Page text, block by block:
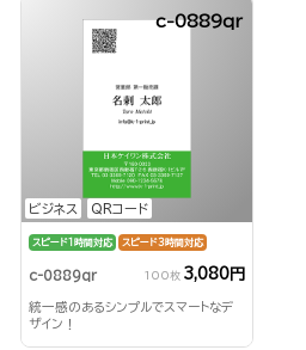
ビジネス QRコード
c-0889qr
スピード1時間対応 スピード3時間対応
c-0889qr 100枚 3,080円
統一感のあるシンプルでスマートなデ
ザイン！